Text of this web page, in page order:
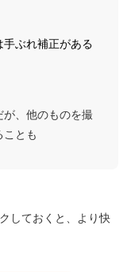
ぶれ補正がある
、他のものを撮
ことも
しておくと、より快